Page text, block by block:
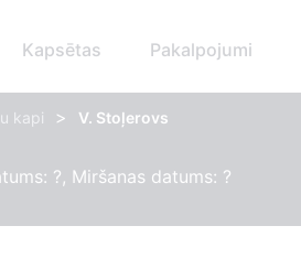
Kapsētas Pakalpojumi
kapi > V. Stoļerovs
?, Miršanas datums: ?